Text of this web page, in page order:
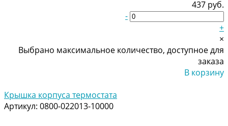
437 руб.
-
+
×
Выбрано максимальное количество, доступное для
заказа
В корзину
Крышка корпуса термостата
Артикул: 0800-022013-10000